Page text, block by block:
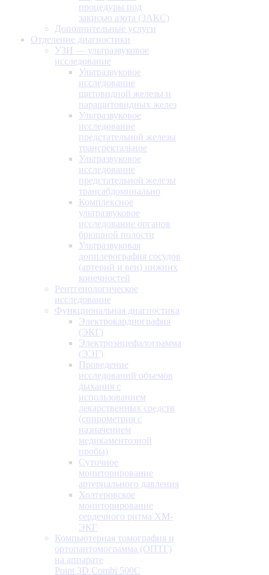
процедуры под
закисью азота (ЗАКС)
Дополнительные услуги
Отделение диагностики
УЗИ — ультразвуковое
исследование
Ультразвуковое
исследование
щитовидной железы и
паращитовидных желез
Ультразвуковое
исследование
предстательной железы
трансректальное
Ультразвуковое
исследование
предстательной железы
трансабдоминально
Комплексное
ультразвуковое
исследование органов
брюшной полости
Ультразвуковая
допплерография сосудов
(артерий и вен) нижних
конечностей
Рентгенологическое
исследование
Функциональная диагностика
Электрокардиография
(ЭКГ)
Электроэнцефалограмма
(ЭЭГ)
Проведение
исследований объемов
дыхания с
использованием
лекарственных средств
(спирометрия с
назначением
медикаментозной
пробы)
Суточное
мониторирование
артериального давления
Холтеровское
мониторирование
сердечного ритма ХМ-
ЭКГ
Компьютерная томография и
ортопантомограмма (ОПТГ)
на аппарате
Point 3D Combi 500C